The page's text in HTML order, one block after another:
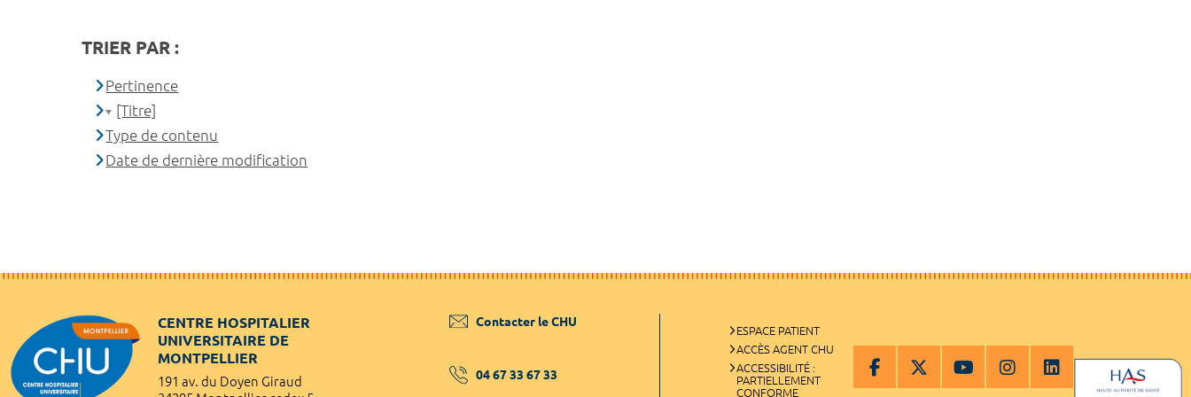
TRIER PAR :
Pertinence
[Titre]
Type de contenu
Date de dernière modification
CENTRE HOSPITALIER
UNIVERSITAIRE DE
MONTPELLIER
191 av. du Doyen Giraud
Contacter le CHU
04 67 33 67 33
ESPACE PATIENT
ACCÈS AGENT CHU
ACCESSIBILITÉ :
PARTIELLEMENT
CONFORME